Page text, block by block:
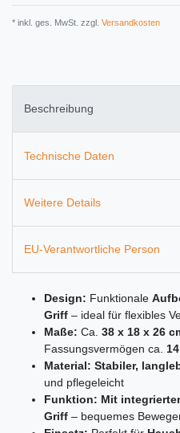
* inkl. ges. MwSt. zzgl. Versandkosten
Beschreibung
Technische Daten
Weitere Details
EU-Verantwortliche Person
Design: Funktionale
Griff – ideal für flexibles
Maße: Ca. 38 x 18 x 26
Fassungsvermögen ca.
Material: Stabiler,
und pflegeleicht
Funktion: Mit
Griff – bequemes